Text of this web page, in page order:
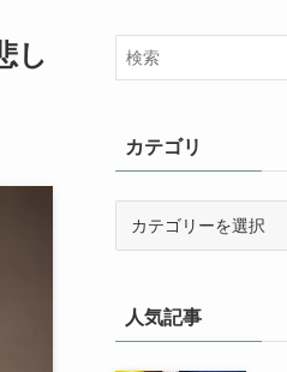
し
カテゴリ
人気記事